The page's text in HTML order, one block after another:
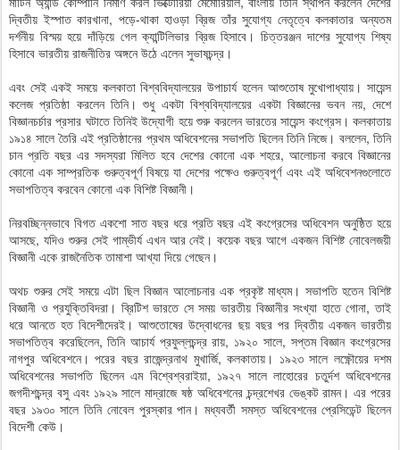
দ্বিতীয় ইস্পাত কারখানা, পড়ে-থাকা হাওড়া ব্রিজ তাঁর সুযোগ্য নেতৃত্বে কলকাতার অন্যতম
দর্শনীয় বিস্ময় হয়ে দাঁড়িয়ে গেল ক্যান্টিলিভার ব্রিজ হিসাবে। চিত্তরঞ্জন দাশের সুযোগ্য শিষ্য
হিসাবে ভারতীয় রাজনীতির অঙ্গনে উঠে এলেন সুভাষচন্দ্র।
এবং সেই একই সময়ে কলকাতা বিশ্ববিদ্যালয়ের উপাচার্য হলেন আশুতোষ মুখোপাধ্যায়। সায়েন্স
কলেজ প্রতিষ্ঠা করলেন তিনি। শুধু একটা বিশ্ববিদ্যালয়ের একটা বিজ্ঞানের ভবন নয়, দেশে
বিজ্ঞানচর্চার প্রসার ঘটাতে তিনিই উদ্যোগী হয়ে শুরু করলেন ভারতের সায়েন্স কংগ্রেস। কলকাতায়
১৯১৪ সালে তৈরি এই প্রতিষ্ঠানের প্রথম অধিবেশনের সভাপতি ছিলেন তিনি নিজে। বললেন, তিনি
চান প্রতি বছর এর সদস্যরা মিলিত হবে দেশের কোনো এক শহরে, আলোচনা করবে বিজ্ঞানের
কোনো এক সাম্প্রতিক গুরুত্বপূর্ণ বিষয়ে যা দেশের পক্ষেও গুরুত্বপূর্ণ এবং এই অধিবেশনগুলোতে
সভাপতিত্ব করবেন কোনো এক বিশিষ্ট বিজ্ঞানী।
নিরবচ্ছিন্নভাবে বিগত একশো সাত বছর ধরে প্রতি বছর এই কংগ্রেসের অধিবেশন অনুষ্ঠিত হয়ে
আসছে, যদিও শুরুর সেই গাম্ভীর্য এখন আর নেই। কয়েক বছর আগে একজন বিশিষ্ট নোবেলজয়ী
বিজ্ঞানী একে রাজনৈতিক তামাশা আখ্যা দিয়ে গেছেন।
অথচ শুরুর সেই সময়ে এটা ছিল বিজ্ঞান আলোচনার এক প্রকৃষ্ট মাধ্যম। সভাপতি হতেন বিশিষ্ট
বিজ্ঞানী ও প্রযুক্তিবিদরা। ব্রিটিশ ভারতে সে সময় ভারতীয় বিজ্ঞানীর সংখ্যা হাতে গোনা, তাই
ধরে আনতে হত বিদেশীদেরই। আশুতোষের উদ্বোধনের ছয় বছর পর দ্বিতীয় একজন ভারতীয়
সভাপতিত্ব করেছিলেন, তিনি আচার্য প্রফুল্লচন্দ্র রায়, ১৯২০ সালে, সপ্তম বিজ্ঞান কংগ্রেসের
নাগপুর অধিবেশনে। পরের বছর রাজেন্দ্রনাথ মুখার্জি, কলকাতায়। ১৯২৩ সালে লক্ষ্ণৌয়ের দশম
অধিবেশনের সভাপতি ছিলেন এম বিশ্বেশ্বরাইয়া, ১৯২৭ সালে লাহোরের চতুর্দশ অধিবেশনের
জগদীশচন্দ্র বসু এবং ১৯২৯ সালে মাদ্রাজে ষষ্ঠ অধিবেশনের চন্দ্রশেখর ভেঙ্কট রামন। এর পরের
বছর ১৯৩০ সালে তিনি নোবেল পুরস্কার পান। মধ্যবর্তী সমস্ত অধিবেশনের প্রেসিডেন্ট ছিলেন
বিদেশী কেউ।